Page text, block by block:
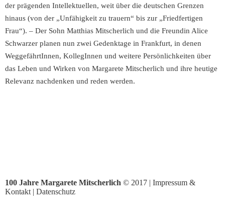
der prägenden Intellektuellen, weit über die deutschen Grenzen
hinaus (von der „Unfähigkeit zu trauern“ bis zur „Friedfertigen
Frau“). – Der Sohn Matthias Mitscherlich und die Freundin Alice
Schwarzer planen nun zwei Gedenktage in Frankfurt, in denen
WeggefährtInnen, KollegInnen und weitere Persönlichkeiten über
das Leben und Wirken von Margarete Mitscherlich und ihre heutige
Relevanz nachdenken und reden werden.
100 Jahre Margarete Mitscherlich © 2017 | Impressum &
Kontakt | Datenschutz